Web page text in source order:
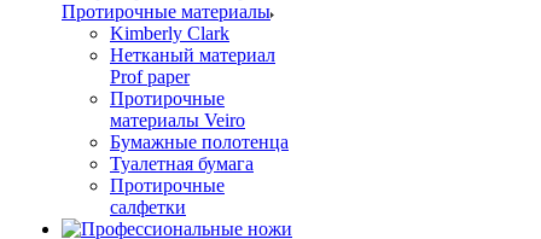
Протирочные материалы
Kimberly Clark
Нетканый материал
Prof paper
Протирочные
материалы Veiro
Бумажные полотенца
Туалетная бумага
Протирочные
салфетки